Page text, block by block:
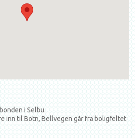
i Selbu.
inn til Botn, Bellvegen går fra boligfeltet